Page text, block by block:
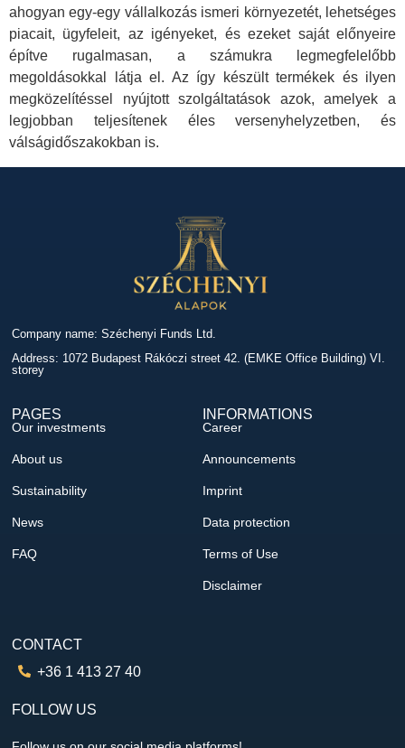
ahogyan egy-egy vállalkozás ismeri környezetét, lehetséges
piacait, ügyfeleit, az igényeket, és ezeket saját előnyeire
építve rugalmasan, a számukra legmegfelelőbb
megoldásokkal látja el. Az így készült termékek és ilyen
megközelítéssel nyújtott szolgáltatások azok, amelyek a
legjobban teljesítenek éles versenyhelyzetben, és
válságidőszakokban is.
Company name: Széchenyi Funds Ltd.
Address: 1072 Budapest Rákóczi street 42. (EMKE Office Building) VI.
storey
PAGES
Our investments
About us
Sustainability
News
FAQ
INFORMATIONS
Career
Announcements
Imprint
Data protection
Terms of Use
Disclaimer
CONTACT
+36 1 413 27 40
FOLLOW US